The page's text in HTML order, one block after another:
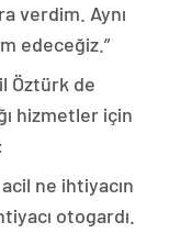
verdim. Aynı
edeceğiz.”
Öztürk de
hizmetler için
acil ne ihtiyacın
otogardı.